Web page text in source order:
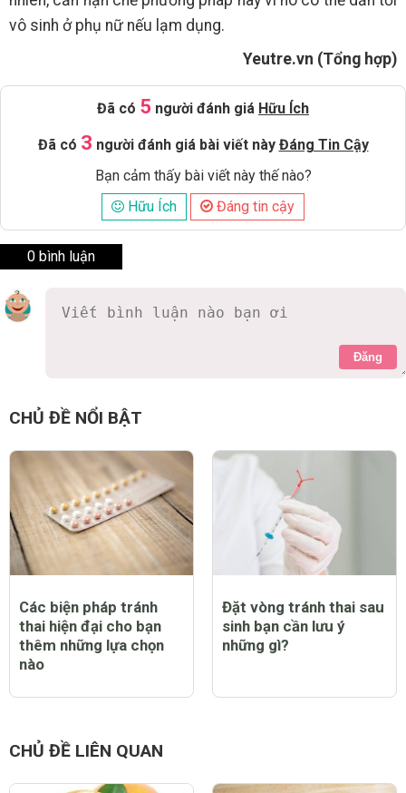
vô sinh ở phụ nữ nếu lạm dụng.
Yeutre.vn (Tổng hợp)
Đã có 5 người đánh giá Hữu Ích
Đã có 3 người đánh giá bài viết này Đáng Tin Cậy
Bạn cảm thấy bài viết này thế nào?
Hữu Ích
Đáng tin cậy
0 bình luận
Đăng
CHỦ ĐỀ NỔI BẬT
Các biện pháp tránh
thai hiện đại cho bạn
thêm những lựa chọn
nào
Đặt vòng tránh thai sau
sinh bạn cần lưu ý
những gì?
CHỦ ĐỀ LIÊN QUAN